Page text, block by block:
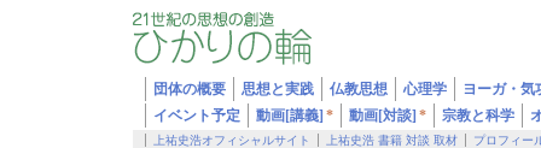
団体の概要 思想と実践 仏教思想 心理学
ヨーガ・気
イベント予定
動画[講義] * 動画[対談] * 宗教と科学
上祐史浩オフィシャルサイト 上祐史浩 書籍 対談 取材 プロフィー